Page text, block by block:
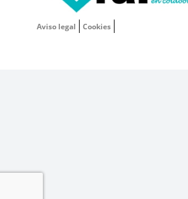
Aviso legal Cookies